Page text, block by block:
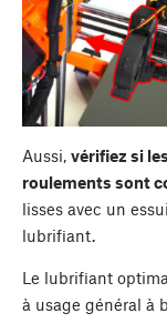
Aussi, vérifiez si
roulements sont
lisses avec un
lubrifiant.
Le lubrifiant
à usage général à